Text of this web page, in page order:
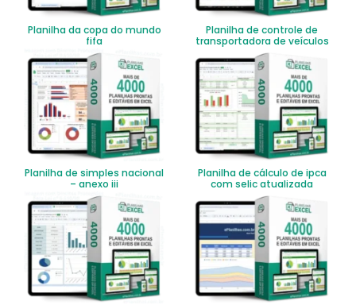
Planilha da copa do mundo
fifa
Planilha de controle de
transportadora de veículos
Planilha de simples nacional
– anexo iii
Planilha de cálculo de ipca
com selic atualizada